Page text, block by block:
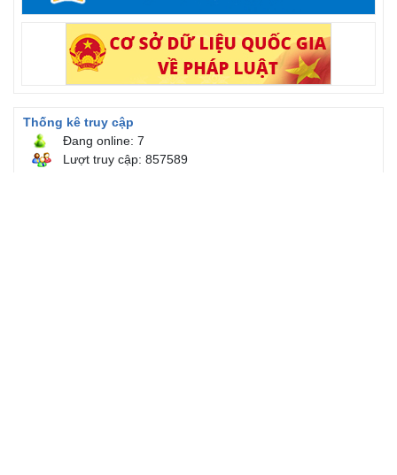
Thống kê truy cập
Đang online: 7
Lượt truy cập: 857589